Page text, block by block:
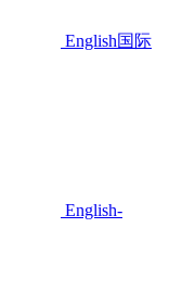
English国际
English-